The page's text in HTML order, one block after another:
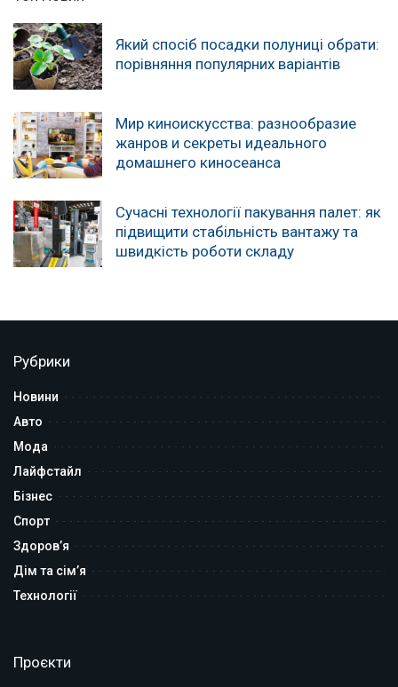
Який спосіб посадки полуниці обрати:
порівняння популярних варіантів
Мир киноискусства: разнообразие
жанров и секреты идеального
домашнего киносеанса
Сучасні технології пакування палет: як
підвищити стабільність вантажу та
швидкість роботи складу
Рубрики
Новини
Авто
Мода
Лайфстайл
Бізнес
Спорт
Здоров’я
Дім та сім’я
Технології
Проєкти